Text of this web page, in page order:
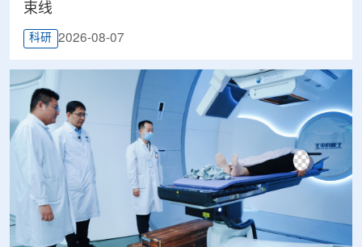
束线
科研 2026-08-07